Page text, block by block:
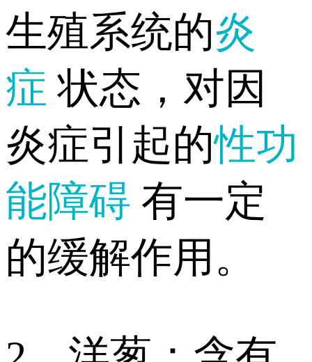
生殖系统的炎
症 状态，对因
炎症引起的性功
能障碍 有一定
的缓解作用。